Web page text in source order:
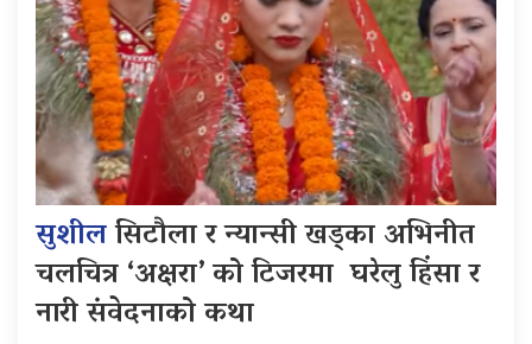
सुशीलसिटौला र न्यान्सी खड्का अभिनीत
चलचित्र ‘अक्षरा’ को टिजरमा घरेलु हिंसा र
नारी संवेदनाको कथा